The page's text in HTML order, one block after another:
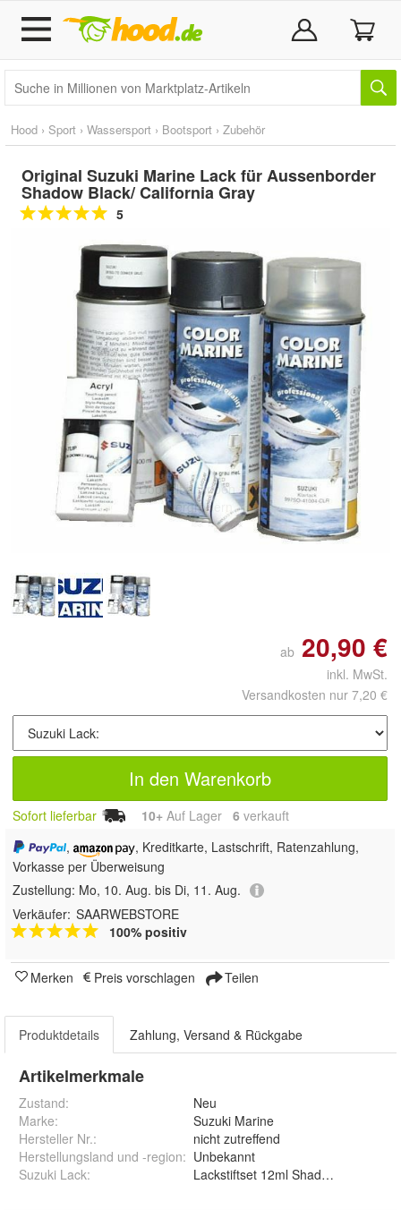
Hood › Sport › Wassersport › Bootsport › Zubehör
Original Suzuki Marine Lack für Aussenborder
Shadow Black/ California Gray
5
Doppelt antippen zum
vergrößern
ab 20,90 €
inkl. MwSt.
Versandkosten nur 7,20 €
In den Warenkorb
Sofort lieferbar 10+ Auf Lager 6 verkauft
,
, Kreditkarte, Lastschrift, Ratenzahlung,
Vorkasse per Überweisung
Zustellung: Mo, 10. Aug. bis Di, 11. Aug.
Verkäufer: SAARWEBSTORE
100% positiv
Merken Preis vorschlagen Teilen
Produktdetails Zahlung, Versand & Rückgabe
Artikelmerkmale
Zustand:
Neu
Marke:
Suzuki Marine
Hersteller Nr.:
nicht zutreffend
Herstellungsland und -region: Unbekannt
Suzuki Lack: Lackstiftset 12ml Shadow Black